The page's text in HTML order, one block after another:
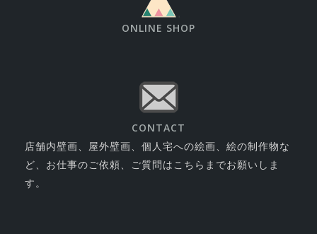
ONLINE SHOP
CONTACT
店舗内壁画、屋外壁画、個人宅への絵画、絵の制作物な
ど、お仕事のご依頼、ご質問はこちらまでお願いしま
す。